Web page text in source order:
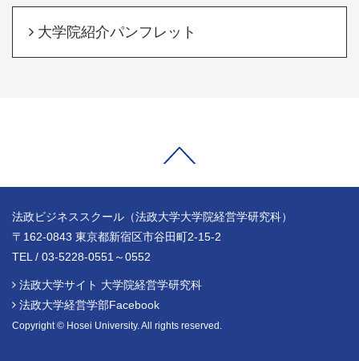
大学院紹介パンフレット
法政ビジネススクール（法政大学大学院経営学研究科）
〒162-0843 東京都新宿区市谷田町2-15-2
TEL / 03-5228-0551～0552
法政大学サイト 大学院経営学研究科
法政大学経営学部Facebook
Copyright © Hosei University. All rights reserved.